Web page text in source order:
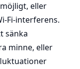
eller
Fi-interferens.
sänka
minne, eller